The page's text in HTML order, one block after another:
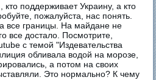
поддерживает Украину, а кто
пожалуйста, нас понять.
все границы. На майдане не
все достало. Посмотрите,
с темой "Издевательства
обливала водой на морозе,
а потом на своих
Это нормально? К чему